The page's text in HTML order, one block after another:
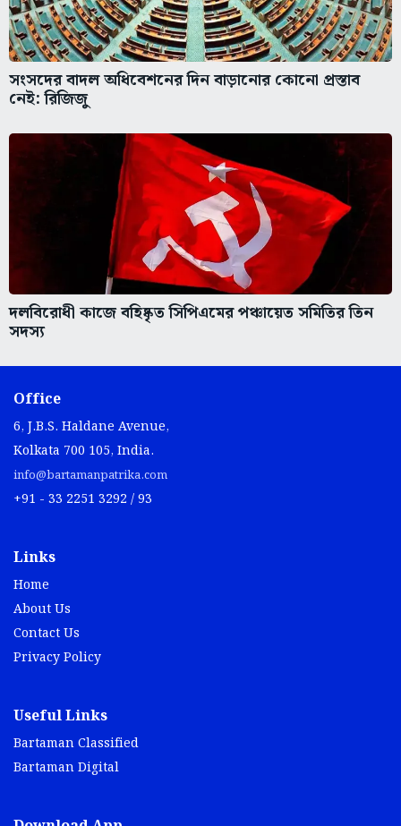
সংসদের বাদল অধিবেশনের দিন বাড়ানোর কোনো প্রস্তাব
নেই: রিজিজু
দলবিরোধী কাজে বহিষ্কৃত সিপিএমের পঞ্চায়েত সমিতির তিন
সদস্য
Office
6, J.B.S. Haldane Avenue,
Kolkata 700 105, India.
info@bartamanpatrika.com
+91 - 33 2251 3292 / 93
Links
Home
About Us
Contact Us
Privacy Policy
Useful Links
Bartaman Classified
Bartaman Digital